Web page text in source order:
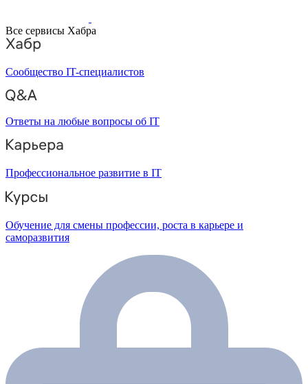
Все сервисы Хабра
Сообщество IT-специалистов
Ответы на любые вопросы об IT
Профессиональное развитие в IT
Обучение для смены профессии, роста в карьере и
саморазвития